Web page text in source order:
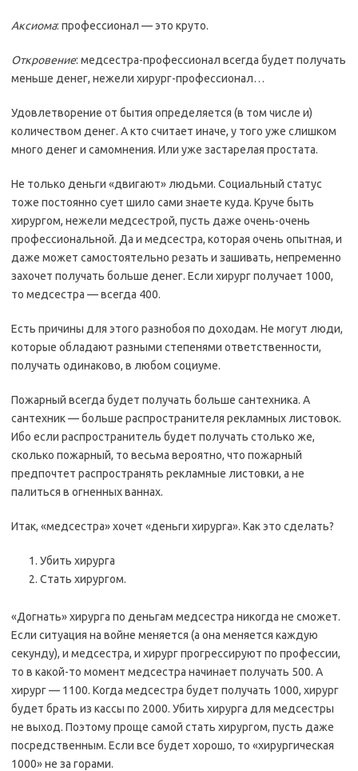
Аксиома: профессионал — это круто.
Откровение: медсестра-профессионал всегда будет получать
меньше денег, нежели хирург-профессионал…
Удовлетворение от бытия определяется (в том числе и)
количеством денег. А кто считает иначе, у того уже слишком
много денег и самомнения. Или уже застарелая простата.
Не только деньги «двигают» людьми. Социальный статус
тоже постоянно сует шило сами знаете куда. Круче быть
хирургом, нежели медсестрой, пусть даже очень-очень
профессиональной. Да и медсестра, которая очень опытная, и
даже может самостоятельно резать и зашивать, непременно
захочет получать больше денег. Если хирург получает 1000,
то медсестра — всегда 400.
Есть причины для этого разнобоя по доходам. Не могут люди,
которые обладают разными степенями ответственности,
получать одинаково, в любом социуме.
Пожарный всегда будет получать больше сантехника. А
сантехник — больше распространителя рекламных листовок.
Ибо если распространитель будет получать столько же,
сколько пожарный, то весьма вероятно, что пожарный
предпочтет распространять рекламные листовки, а не
палиться в огненных ваннах.
Итак, «медсестра» хочет «деньги хирурга». Как это сделать?
Убить хирурга
Стать хирургом.
«Догнать» хирурга по деньгам медсестра никогда не сможет.
Если ситуация на войне меняется (а она меняется каждую
секунду), и медсестра, и хирург прогрессируют по профессии,
то в какой-то момент медсестра начинает получать 500. А
хирург — 1100. Когда медсестра будет получать 1000, хирург
будет брать из кассы по 2000. Убить хирурга для медсестры
не выход. Поэтому проще самой стать хирургом, пусть даже
посредственным. Если все будет хорошо, то «хирургическая
1000» не за горами.